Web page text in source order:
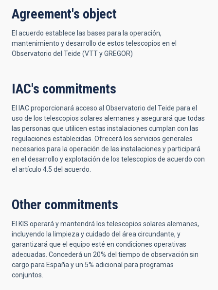
Agreement's object
El acuerdo establece las bases para la operación,
mantenimiento y desarrollo de estos telescopios en el
Observatorio del Teide (VTT y GREGOR)
IAC's commitments
El IAC proporcionará acceso al Observatorio del Teide para el
uso de los telescopios solares alemanes y asegurará que todas
las personas que utilicen estas instalaciones cumplan con las
regulaciones establecidas. Ofrecerá los servicios generales
necesarios para la operación de las instalaciones y participará
en el desarrollo y explotación de los telescopios de acuerdo con
el artículo 4.5 del acuerdo.
Other commitments
El KIS operará y mantendrá los telescopios solares alemanes,
incluyendo la limpieza y cuidado del área circundante, y
garantizará que el equipo esté en condiciones operativas
adecuadas. Concederá un 20% del tiempo de observación sin
cargo para España y un 5% adicional para programas
conjuntos.